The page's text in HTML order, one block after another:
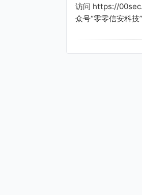
访问 https://
众号“零零信安科技